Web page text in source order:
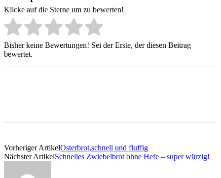
Klicke auf die Sterne um zu bewerten!
Bisher keine Bewertungen! Sei der Erste, der diesen Beitrag
bewertet.
Vorheriger ArtikelOsterbrot,schnell und fluffig
Nächster ArtikelSchnelles Zwiebelbrot ohne Hefe – super würzig!